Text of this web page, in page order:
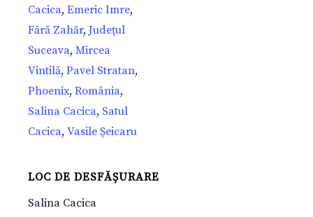
Cacica, Emeric Imre,
Fără Zahăr, Județul
Suceava, Mircea
Vintilă, Pavel Stratan,
Phoenix, România,
Salina Cacica, Satul
Cacica, Vasile Șeicaru
LOC DE DESFĂȘURARE
Salina Cacica